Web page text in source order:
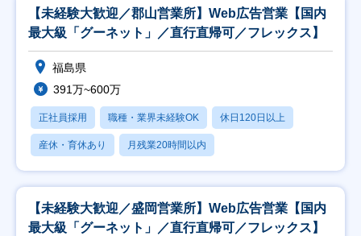
【未経験大歓迎／郡山営業所】Web広告営業【国内
最大級「グーネット」／直行直帰可／フレックス】
福島県
391万~600万
正社員採用 職種・業界未経験OK 休日120日以上
産休・育休あり 月残業20時間以内
【未経験大歓迎／盛岡営業所】Web広告営業【国内
最大級「グーネット」／直行直帰可／フレックス】